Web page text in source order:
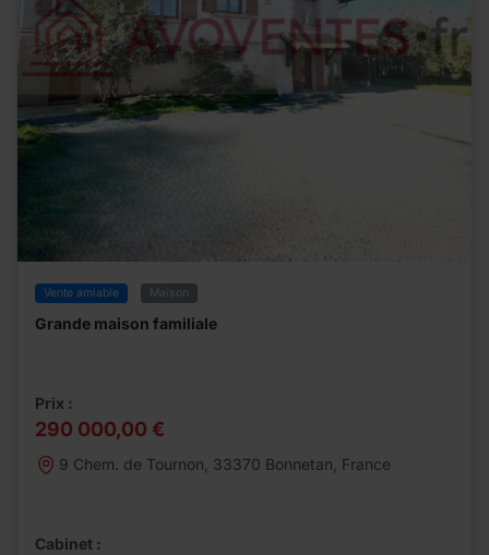
Vente amiable Maison
Grande maison familiale
Prix :
290 000,00 €
9 Chem. de Tournon, 33370 Bonnetan, France
Cabinet :